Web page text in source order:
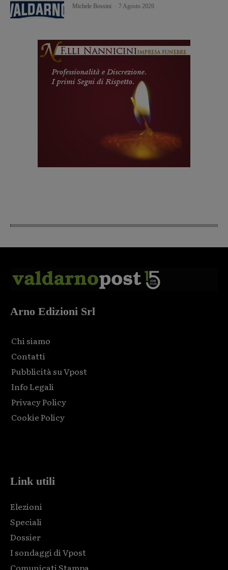
Michele Bossini 7 Agosto 2026
Arno Edizioni Srl
Chi siamo
Contatti
Pubblicità su Vpost
Info Legali
Privacy Policy
Cookie Policy
Link utili
Elezioni
Speciali
Dossier
I sondaggi di Vpost
Comunicati Stampa